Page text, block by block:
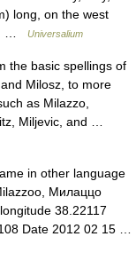
long, on the west
…
Universalium
the basic spellings of
Milosz, to more
as Milazzo,
Miljevic, and …
in other language
Милаццо
38.22117
Date 2012 02 15 …